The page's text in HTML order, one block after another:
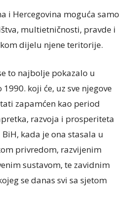
i Hercegovina moguća samo
multietničnosti, pravde i
dijelu njene teritorije.
to najbolje pokazalo u
koji će, uz sve njegove
zapamćen kao period
razvoja i prosperiteta
kada je ona stasala u
privredom, razvijenim
sustavom, te zavidnim
se danas svi sa sjetom